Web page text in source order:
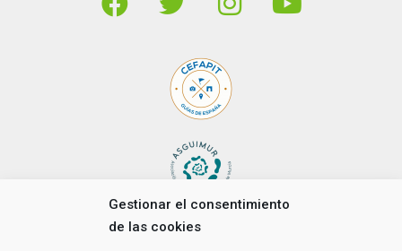
Gestionar el consentimiento
de las cookies